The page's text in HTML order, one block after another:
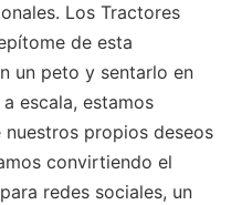
Los Tractores
de esta
un peto y sentarlo en
escala, estamos
propios deseos
convirtiendo el
redes sociales, un